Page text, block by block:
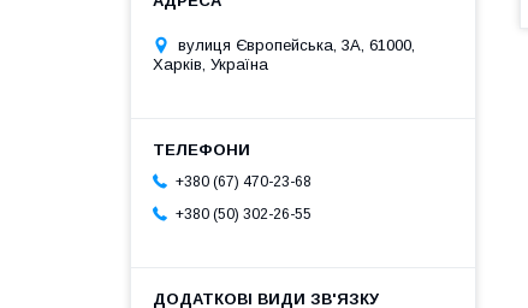
вулиця Європейська, 3А, 61000,
Харків, Україна
+380 (67) 470-23-68
+380 (50) 302-26-55